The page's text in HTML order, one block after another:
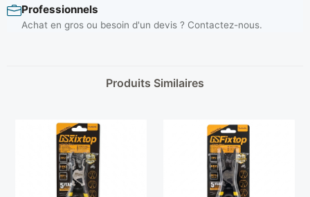
Professionnels
Achat en gros ou besoin d'un devis ? Contactez-nous.
Produits Similaires